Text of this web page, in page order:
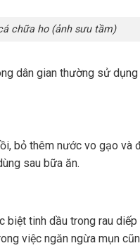
chữa ho (ảnh sưu tầm)
dân gian thường sử
bỏ thêm nước vo gạo và
sau bữa ăn.
biệt tinh dầu trong rau
việc ngăn ngừa mụn